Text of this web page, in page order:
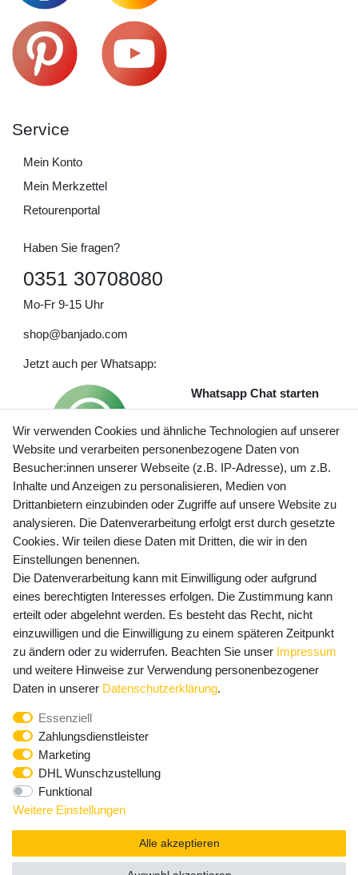
Service
Mein Konto
Mein Merkzettel
Retourenportal
Haben Sie fragen?
0351 30708080
Mo-Fr 9-15 Uhr
shop@banjado.com
Jetzt auch per Whatsapp:
Whatsapp Chat starten
Preisangaben inkl. gesetzl. MwSt. und zzgl. Service- und
Versandkosten
Newsletter Anmeldung - Keine Angebote
mehr verpassen!
E-MAIL **
Newsletter
Honig
Hiermit bestätige ich, dass ich dieDaten­schutz­erklärung
widerrufen.**
Abonnieren
** Hierbei handelt es sich um ein Pflichtfeld.
Wir verwenden Cookies und ähnliche Technologien auf unserer
Website und verarbeiten personenbezogene Daten von
Besucher:innen unserer Webseite (z.B. IP-Adresse), um z.B.
Inhalte und Anzeigen zu personalisieren, Medien von
Drittanbietern einzubinden oder Zugriffe auf unsere Website zu
analysieren. Die Datenverarbeitung erfolgt erst durch gesetzte
Cookies. Wir teilen diese Daten mit Dritten, die wir in den
Einstellungen benennen.
Die Datenverarbeitung kann mit Einwilligung oder aufgrund
eines berechtigten Interesses erfolgen. Die Zustimmung kann
erteilt oder abgelehnt werden. Es besteht das Recht, nicht
einzuwilligen und die Einwilligung zu einem späteren Zeitpunkt
zu ändern oder zu widerrufen. Beachten Sie unser Impressum
und weitere Hinweise zur Verwendung personenbezogener
Daten in unserer Daten­schutz­erklärung.
Essenziell
Zahlungsdienstleister
Marketing
DHL Wunschzustellung
Funktional
Weitere Einstellungen
Alle akzeptieren